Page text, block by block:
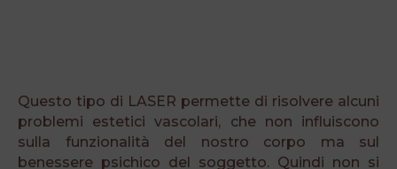
Questo tipo di LASER permette di risolvere alcuni
problemi estetici vascolari, che non influiscono
sulla funzionalità del nostro corpo ma sul
benessere psichico del soggetto. Quindi non si